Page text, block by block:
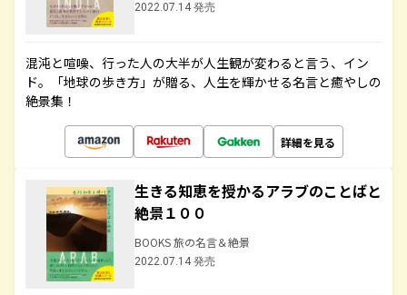
2022.07.14 発売
混沌と喧噪、行った人の大半が人生観が変わると言う、イン
ド。「地球の歩き方」が贈る、人生を輝かせる名言と癒やしの
絶景集！
詳細を見る
生きる知恵を授かるアラブのことばと
絶景１００
BOOKS 旅の名言＆絶景
2022.07.14 発売